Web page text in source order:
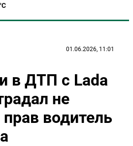
01.06.2026, 11:01
в ДТП с Lada
не
водитель